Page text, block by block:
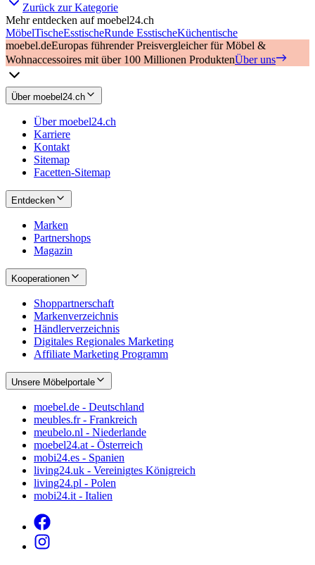
Zurück zur Kategorie
Mehr entdecken auf moebel24.ch
MöbelTischeEsstischeRunde EsstischeKüchentische
moebel.deEuropas führender Preisvergleicher für Möbel &
Wohnaccessoires mit über 100 Millionen ProduktenÜber uns
Über moebel24.ch
Über moebel24.ch
Karriere
Kontakt
Sitemap
Facetten-Sitemap
Entdecken
Marken
Partnershops
Magazin
Kooperationen
Shoppartnerschaft
Markenverzeichnis
Händlerverzeichnis
Digitales Regionales Marketing
Affiliate Marketing Programm
Unsere Möbelportale
moebel.de - Deutschland
meubles.fr - Frankreich
meubelo.nl - Niederlande
moebel24.at - Österreich
mobi24.es - Spanien
living24.uk - Vereinigtes Königreich
living24.pl - Polen
mobi24.it - Italien